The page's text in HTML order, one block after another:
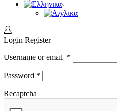
Login Register
Username or email *
Password *
Recaptcha